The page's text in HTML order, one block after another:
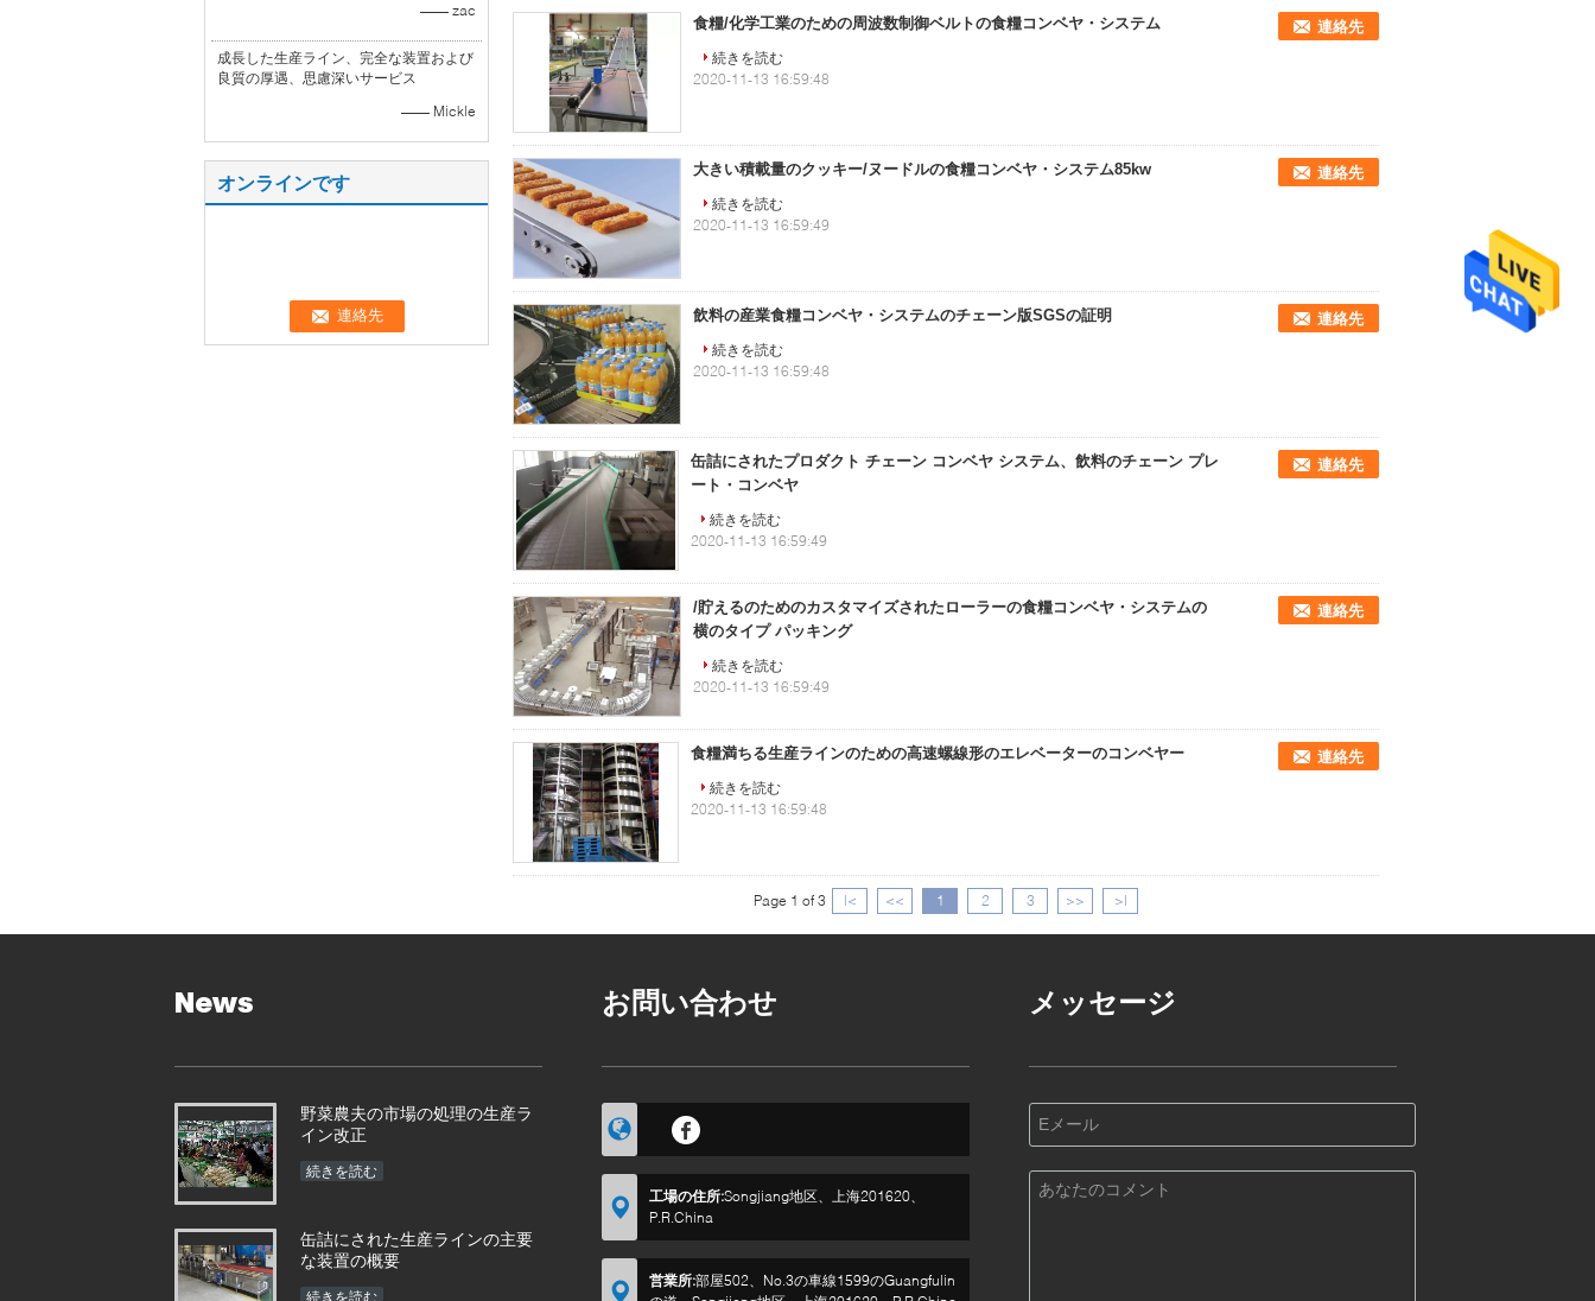
—— zac
成長した生産ライン、完全な装置および
良質の厚遇、思慮深いサービス
—— Mickle
オンラインです
食糧/化学工業のための周波数制御ベルトの食糧コンベヤ・システム
連絡先
続きを読む
2020-11-13 16:59:48
大きい積載量のクッキー/ヌードルの食糧コンベヤ・システム85kw
連絡先
続きを読む
2020-11-13 16:59:49
飲料の産業食糧コンベヤ・システムのチェーン版SGSの証明
連絡先
続きを読む
2020-11-13 16:59:48
缶詰にされたプロダクト チェーン コンベヤ システム、飲料のチェーン プレ
ート・コンベヤ
連絡先
続きを読む
2020-11-13 16:59:49
/貯えるのためのカスタマイズされたローラーの食糧コンベヤ・システムの
横のタイプ パッキング
連絡先
続きを読む
2020-11-13 16:59:49
食糧満ちる生産ラインのための高速螺線形のエレベーターのコンベヤー
連絡先
続きを読む
2020-11-13 16:59:48
Page 1 of 3 |< << 1 2 3 >> >|
News
野菜農夫の市場の処理の生産ラ
イン改正
続きを読む
缶詰にされた生産ラインの主要
な装置の概要
続きを読む
お問い合わせ
工場の住所:Songjiang地区、上海201620、
P.R.China
営業所:部屋502、No.3の車線1599のGuangfulin
メッセージ